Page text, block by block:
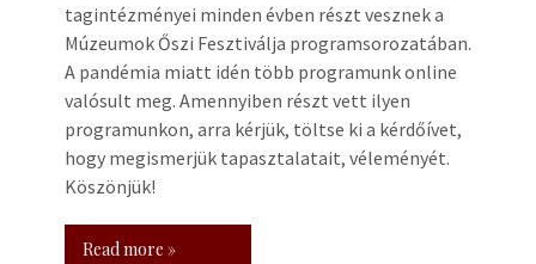
tagintézményei minden évben részt vesznek a
Múzeumok Őszi Fesztiválja programsorozatában.
A pandémia miatt idén több programunk online
valósult meg. Amennyiben részt vett ilyen
programunkon, arra kérjük, töltse ki a kérdőívet,
hogy megismerjük tapasztalatait, véleményét.
Köszönjük!
Read more »